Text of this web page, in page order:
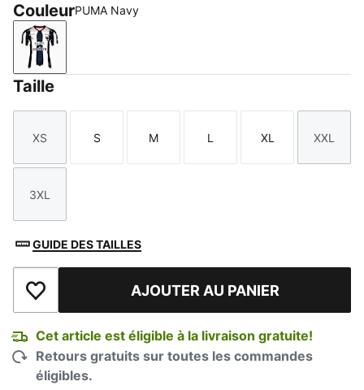
CouleurPUMA Navy
PUMA Navy
Taille
Taille
XS
Taille
S
Taille
M
Taille
L
Taille
XL
Taille
XXL
Taille
3XL
GUIDE DES TAILLES
Ajouter à la liste de souhaits
AJOUTER AU PANIER
Cet article est éligible à la livraison gratuite!
Retours gratuits sur toutes les commandes
éligibles.